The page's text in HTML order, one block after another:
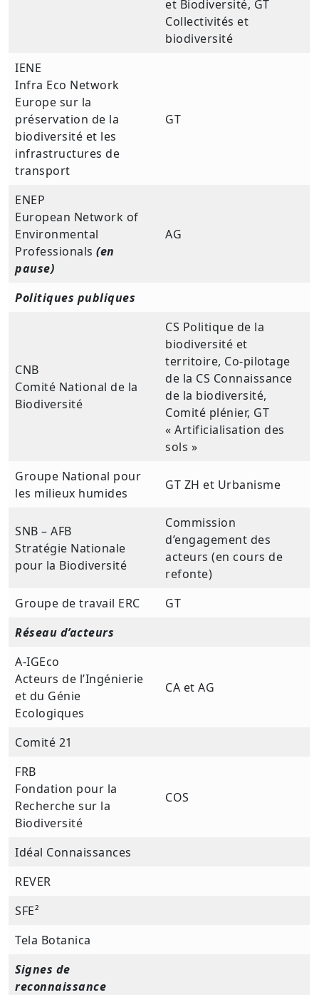
et Biodiversité, GT
Collectivités et
biodiversité
IENE
Infra Eco Network
Europe sur la
préservation de la
biodiversité et les
infrastructures de
transport
GT
ENEP
European Network of
Environmental
Professionals (en
pause)
AG
Politiques publiques
CNB
Comité National de la
Biodiversité
CS Politique de la
biodiversité et
territoire, Co-pilotage
de la CS Connaissance
de la biodiversité,
Comité plénier, GT
« Artificialisation des
sols »
Groupe National pour
les milieux humides
GT ZH et Urbanisme
SNB – AFB
Stratégie Nationale
pour la Biodiversité
Commission
d’engagement des
acteurs (en cours de
refonte)
Groupe de travail ERC
GT
Réseau d’acteurs
A-IGEco
Acteurs de l’Ingénierie
et du Génie
Ecologiques
CA et AG
Comité 21
FRB
Fondation pour la
Recherche sur la
Biodiversité
COS
Idéal Connaissances
REVER
SFE²
Tela Botanica
Signes de
reconnaissance